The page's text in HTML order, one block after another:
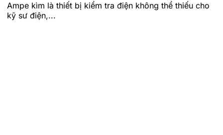
Ampe kìm là thiết bị kiểm tra điện không thể thiếu cho
kỹ sư điện,...